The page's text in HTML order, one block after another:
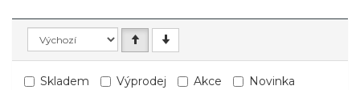
Skladem Výprodej Akce
Novinka